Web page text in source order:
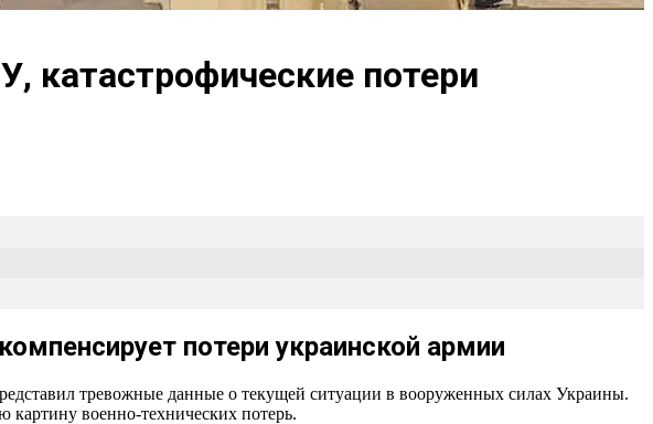
потери
потери украинской армии
тревожные данные о текущей ситуации в вооруженных силах Украины.
картину военно-технических потерь.